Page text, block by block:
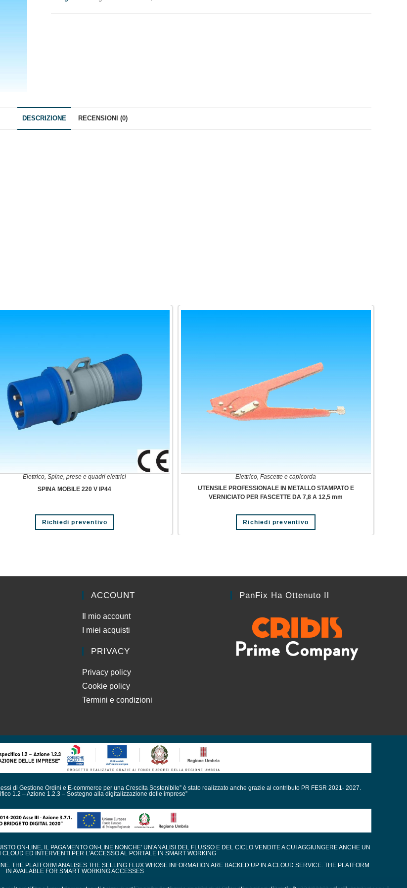
DESCRIZIONE RECENSIONI (0)
Elettrico,Spine, prese e quadri elettrici
SPINA MOBILE 220 V IP44
Richiedi preventivo
Elettrico,Fascette e capicorda
UTENSILE PROFESSIONALE IN METALLO STAMPATO E
VERNICIATO PER FASCETTE DA 7,8 A 12,5 mm
Richiedi preventivo
ACCOUNT
Il mio account
I miei acquisti
PRIVACY
Privacy policy
Cookie policy
Termini e condizioni
PanFix Ha Ottenuto Il
di Gestione Ordini e E-commerce per una Crescita Sostenibile” è stato realizzato anche grazie al contributo PR FESR 2021- 2027.
1.2 – Azione 1.2.3 – Sostegno alla digitalizzazione delle imprese”
ON-LINE, IL PAGAMENTO ON-LINE NONCHE' UN'ANALISI DEL FLUSSO E DEL CICLO VENDITE A CUI AGGIUNGERE ANCHE UN
CLOUD ED INTERVENTI PER L'ACCESSO AL PORTALE IN SMART WORKING
THE PLATFORM ANALISES THE SELLING FLUX WHOSE INFORMATION ARE BACKED UP IN A CLOUD SERVICE. THE PLATFORM
IN AVAILABLE FOR SMART WORKING ACCESSES